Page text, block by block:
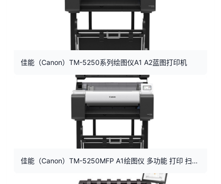
佳能（Canon）TM-5250系列绘图仪A1 A2蓝图打印机
佳能（Canon）TM-5250MFP A1绘图仪 多功能 打印 扫描 复印